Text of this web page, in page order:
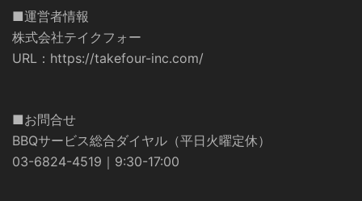
■運営者情報
株式会社テイクフォー
URL： https://takefour-inc.com/
■お問合せ
BBQサービス総合ダイヤル（平日火曜定休）
03-6824-4519｜9:30-17:00